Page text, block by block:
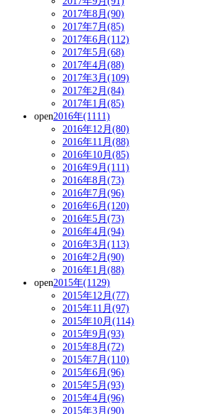
2017年8月(90)
2017年7月(85)
2017年6月(112)
2017年5月(68)
2017年4月(88)
2017年3月(109)
2017年2月(84)
2017年1月(85)
open2016年(1111)
2016年12月(80)
2016年11月(88)
2016年10月(85)
2016年9月(111)
2016年8月(73)
2016年7月(96)
2016年6月(120)
2016年5月(73)
2016年4月(94)
2016年3月(113)
2016年2月(90)
2016年1月(88)
open2015年(1129)
2015年12月(77)
2015年11月(97)
2015年10月(114)
2015年9月(93)
2015年8月(72)
2015年7月(110)
2015年6月(96)
2015年5月(93)
2015年4月(96)
2015年3月(90)